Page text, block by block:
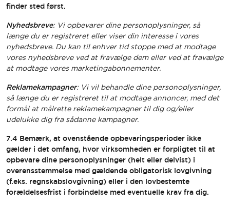
finder sted først.
Nyhedsbreve: Vi opbevarer dine personoplysninger, så
længe du er registreret eller viser din interesse i vores
nyhedsbreve. Du kan til enhver tid stoppe med at modtage
vores nyhedsbreve ved at fravælge dem eller ved at fravælge
at modtage vores marketingabonnementer.
Reklamekampagner: Vi vil behandle dine personoplysninger,
så længe du er registreret til at modtage annoncer, med det
formål at målrette reklamekampagner til dig og/eller
udelukke dig fra sådanne kampagner.
7.4 Bemærk, at ovenstående opbevaringsperioder ikke
gælder i det omfang, hvor virksomheden er forpligtet til at
opbevare dine personoplysninger (helt eller delvist) i
overensstemmelse med gældende obligatorisk lovgivning
(f.eks. regnskabslovgivning) eller i den lovbestemte
forældelsesfrist i forbindelse med eventuelle krav fra dig.